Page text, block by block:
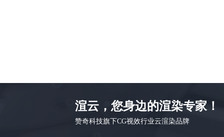
渲云，您身边的渲染专家！
赞奇科技旗下CG视效行业云渲染品牌